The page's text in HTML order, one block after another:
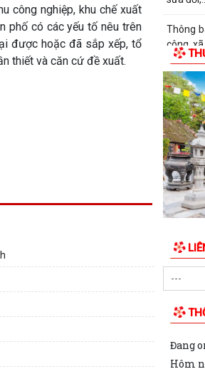
công nghiệp, khu chế xuất
phố có các yếu tố nêu trên
được hoặc đã sắp xếp, tổ
thiết và căn cứ đề xuất.
công
“Hành
Công
công
trong
THÔNG
"TIÊN
Công
động
Công
ban
Công
việc
tập
Xã
liệt sĩ
Đang
Hôm